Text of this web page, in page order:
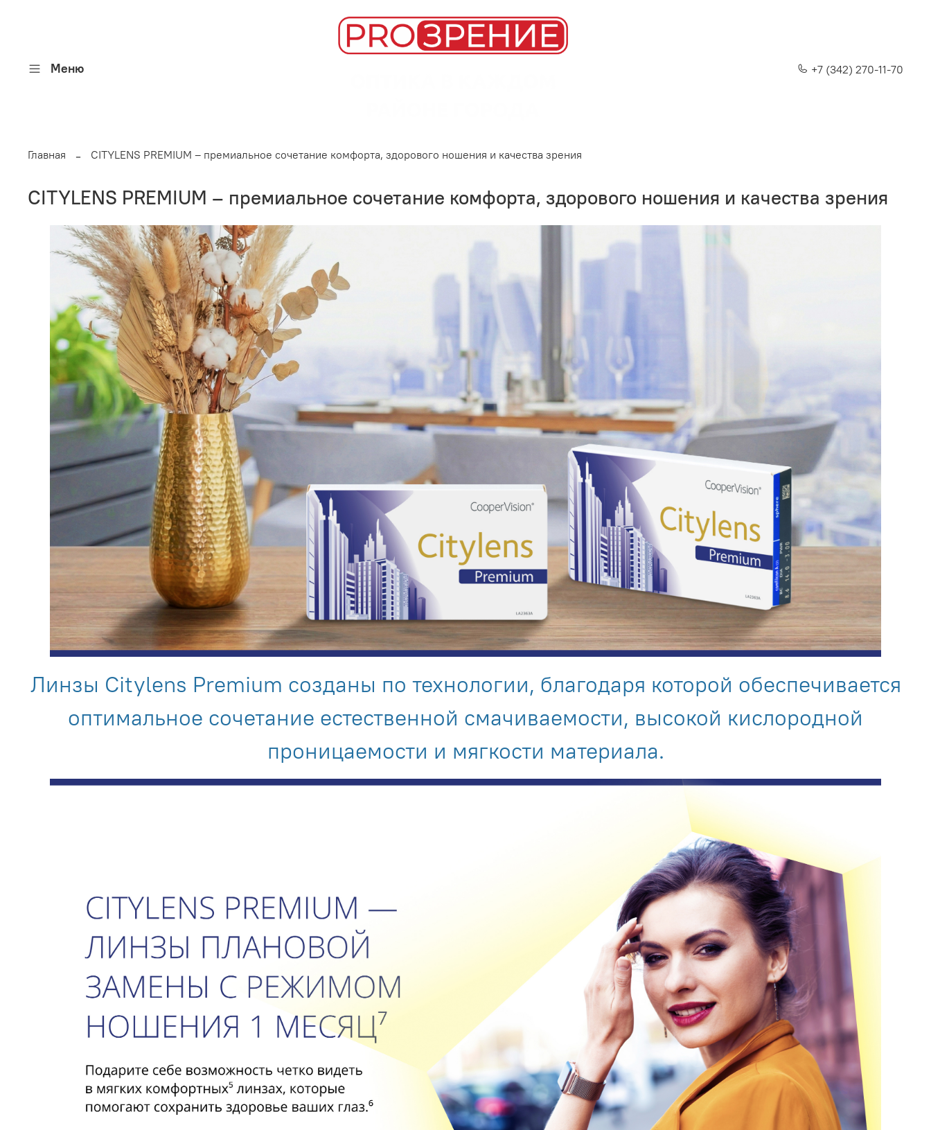
Меню +7 (342) 270-11-70
Главная CITYLENS PREMIUM – премиальное сочетание комфорта, здорового ношения и качества зрения
CITYLENS PREMIUM – премиальное сочетание комфорта, здорового ношения и качества зрения
Линзы Citylens Premium созданы по технологии, благодаря которой обеспечивается
оптимальное сочетание естественной смачиваемости, высокой кислородной
проницаемости и мягкости материала.